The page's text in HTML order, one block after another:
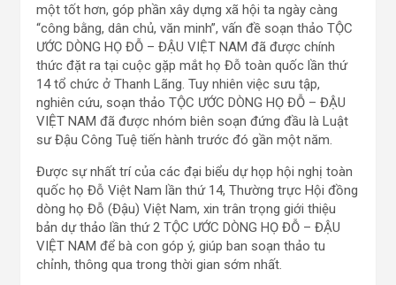
một tốt hơn, góp phần xây dựng xã hội ta ngày càng
“công bằng, dân chủ, văn minh”, vấn đề soạn thảo TỘC
ƯỚC DÒNG HỌ ĐỖ – ĐẬU VIỆT NAM đã được chính
thức đặt ra tại cuộc gặp mắt họ Đỗ toàn quốc lần thứ
14 tổ chức ở Thanh Lãng. Tuy nhiên việc sưu tập,
nghiên cứu, soạn thảo TỘC ƯỚC DÒNG HỌ ĐỖ – ĐẬU
VIỆT NAM đã được nhóm biên soạn đứng đầu là Luật
sư Đậu Công Tuệ tiến hành trước đó gần một năm.
Được sự nhất trí của các đại biểu dự họp hội nghị toàn
quốc họ Đỗ Việt Nam lần thứ 14, Thường trực Hội đồng
dòng họ Đỗ (Đậu) Việt Nam, xin trân trọng giới thiệu
bản dự thảo lần thứ 2 TỘC ƯỚC DÒNG HỌ ĐỖ – ĐẬU
VIỆT NAM để bà con góp ý, giúp ban soạn thảo tu
chỉnh, thông qua trong thời gian sớm nhất.